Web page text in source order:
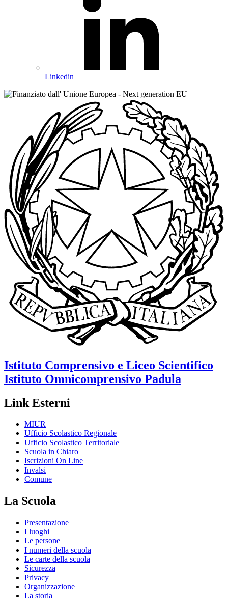
Linkedin
Istituto Comprensivo e Liceo Scientifico
Istituto Omnicomprensivo Padula
Link Esterni
MIUR
Ufficio Scolastico Regionale
Ufficio Scolastico Territoriale
Scuola in Chiaro
Iscrizioni On Line
Invalsi
Comune
La Scuola
Presentazione
I luoghi
Le persone
I numeri della scuola
Le carte della scuola
Sicurezza
Privacy
Organizzazione
La storia